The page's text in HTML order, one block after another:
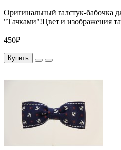
Оригинальный галстук-бабочка
"Тачками"!Цвет и изображения
450₽
Купить